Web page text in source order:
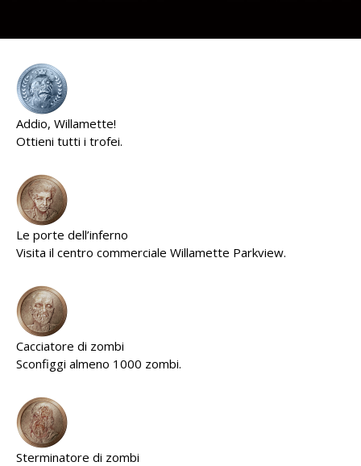
Addio, Willamette!
Ottieni tutti i trofei.
Le porte dell’inferno
Visita il centro commerciale Willamette Parkview.
Cacciatore di zombi
Sconfiggi almeno 1000 zombi.
Sterminatore di zombi